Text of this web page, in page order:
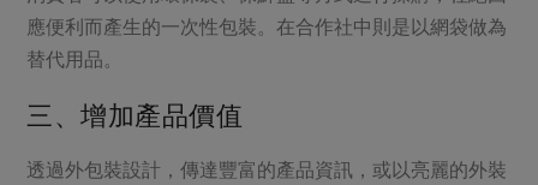
應便利而產生的一次性包裝。在合作社中則是以網袋做為
替代用品。
三、增加產品價值
透過外包裝設計，傳達豐富的產品資訊，或以亮麗的外裝